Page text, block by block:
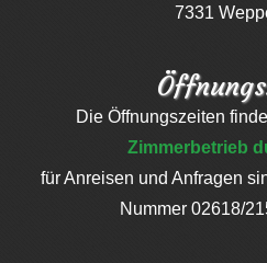
7331
Die Öffnungszeiten
Zimmerbetrieb
für Anreisen und Anfragen
Nummer 02618/